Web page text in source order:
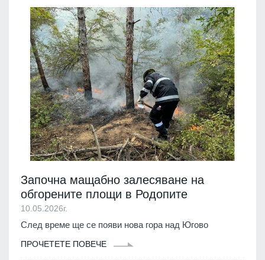
Започна мащабно залесяване на
обгорените площи в Родопите
10.05.2026г.
След време ще се появи нова гора над Югово
ПРОЧЕТЕТЕ ПОВЕЧЕ